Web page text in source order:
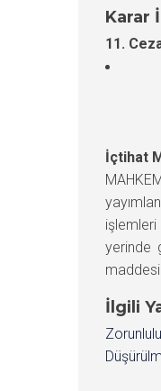
Karar
11.
İçtihat
yerinde
İlgili